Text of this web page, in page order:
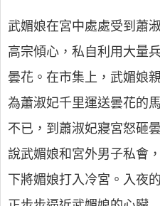
武媚娘在宮中處處受到蕭
高宗傾心，私自利用大
曇花。在市集上，武媚娘
為蕭淑妃千里運送曇花的
不已，到蕭淑妃寢宮怒砸
說武媚娘和宮外男子私會
下將媚娘打入冷宮。入夜